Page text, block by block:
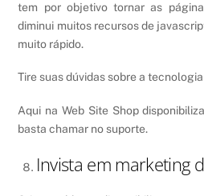
tem por objetivo tornar as
diminui muitos recursos de
muito rápido.
Tire suas dúvidas sobre a
Aqui na Web Site Shop
basta chamar no suporte.
Invista em marketing